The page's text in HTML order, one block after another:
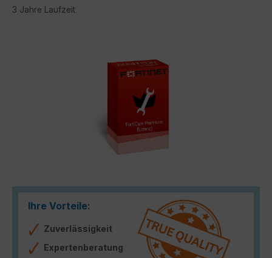
3 Jahre Laufzeit
Ihre Vorteile:
Zuverlässigkeit
Expertenberatung